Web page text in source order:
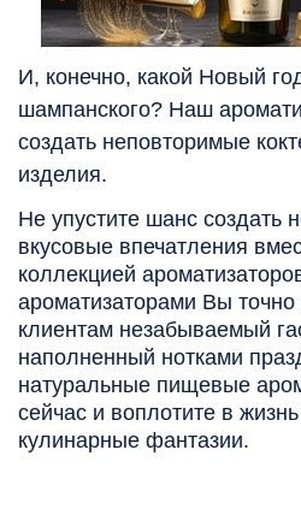
И, конечно, какой Новый
шампанского? Наш
создать неповторимые
изделия.
Не упустите шанс создать
вкусовые впечатления
коллекцией
ароматизаторами Вы
клиентам незабываемый
наполненный нотками
натуральные пищевые
сейчас и воплотите в
кулинарные фантазии.